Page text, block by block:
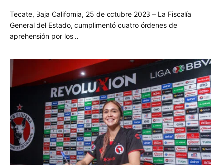
Tecate, Baja California, 25 de octubre 2023 – La Fiscalía
General del Estado, cumplimentó cuatro órdenes de
aprehensión por los…